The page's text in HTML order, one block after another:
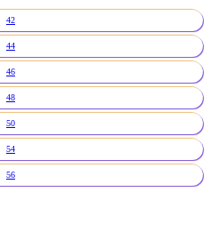
42
44
46
48
50
54
56